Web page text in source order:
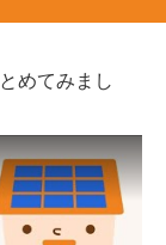
めてみまし